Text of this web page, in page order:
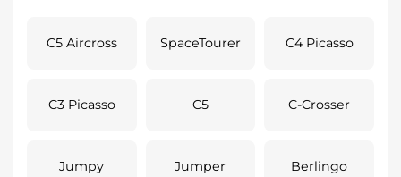
C5 Aircross SpaceTourer C4 Picasso
C3 Picasso C5 C-Crosser
Jumpy Jumper Berlingo